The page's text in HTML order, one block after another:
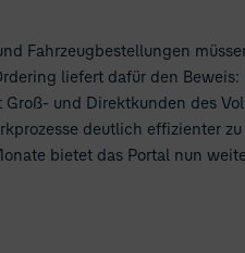
Fahrzeugbestellungen
liefert dafür den
und Direktkunden des
deutlich effizienter
bietet das Portal nun